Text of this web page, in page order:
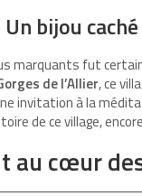
bijou caché
marquants fut
de l’Allier, ce
invitation à la
de ce village,
au cœur